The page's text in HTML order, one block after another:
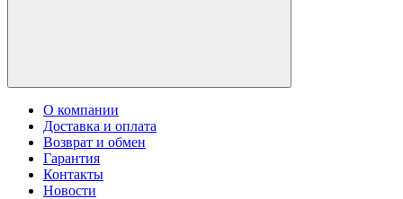
О компании
Доставка и оплата
Возврат и обмен
Гарантия
Контакты
Новости